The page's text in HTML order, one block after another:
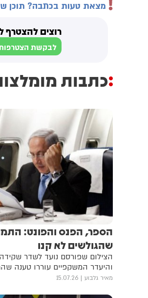
מצאת טעות בכתבה? תוכן
רוצים להצטרף
לבקשת הצטרפות
כתבות
הספר, הפנס והפונט:
שהגולשים לא קנו
הצילום שפורסם נועד לשדר
והיעדר המשקפיים עוררו טענה
מאיר גלבוע 15.07.26